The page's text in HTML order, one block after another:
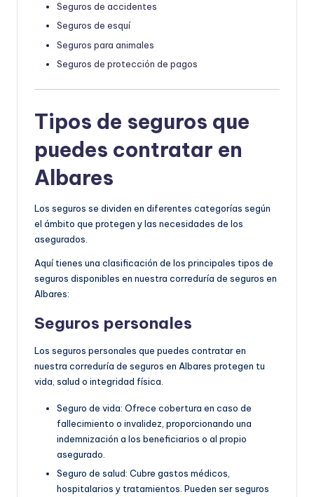
Seguros de accidentes
Seguros de esquí
Seguros para animales
Seguros de protección de pagos
Tipos de seguros que
puedes contratar en
Albares
Los seguros se dividen en diferentes categorías según
el ámbito que protegen y las necesidades de los
asegurados.
Aquí tienes una clasificación de los principales tipos de
seguros disponibles en nuestra correduría de seguros en
Albares:
Seguros personales
Los seguros personales que puedes contratar en
nuestra correduría de seguros en Albares protegen tu
vida, salud o integridad física.
Seguro de vida: Ofrece cobertura en caso de
fallecimiento o invalidez, proporcionando una
indemnización a los beneficiarios o al propio
asegurado.
Seguro de salud: Cubre gastos médicos,
hospitalarios y tratamientos. Pueden ser seguros